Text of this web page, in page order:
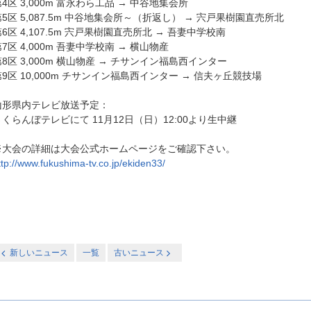
4区 3,000m 富永わら工品 → 中谷地集会所
5区 5,087.5m 中谷地集会所～（折返し） → 宍戸果樹園直売所北
6区 4,107.5m 宍戸果樹園直売所北 → 吾妻中学校南
7区 4,000m 吾妻中学校南 → 横山物産
8区 3,000m 横山物産 → チサンイン福島西インター
9区 10,000m チサンイン福島西インター → 信夫ヶ丘競技場
形県内テレビ放送予定：
くらんぼテレビにて 11月12日（日）12:00より生中継
会の詳細は大会公式ホームページをご確認下さい。
www.fukushima-tv.co.jp/ekiden33/
新しいニュース 一覧 古いニュース